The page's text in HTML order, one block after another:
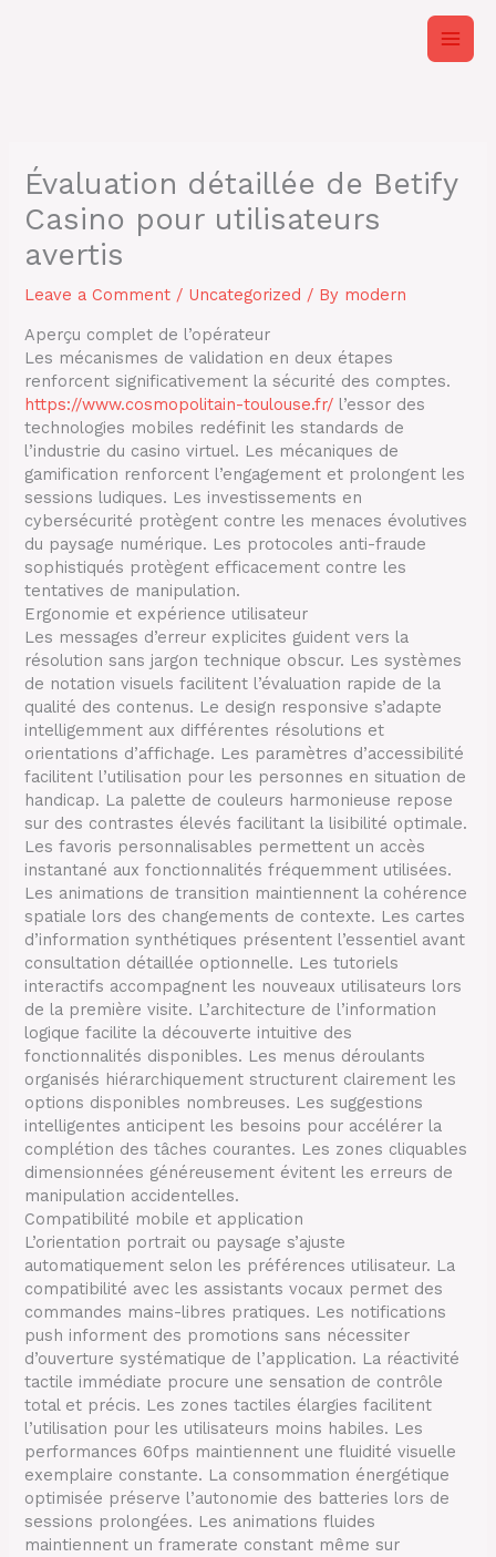
Évaluation détaillée de Betify
Casino pour utilisateurs
avertis
Leave a Comment / Uncategorized / By modern
Aperçu complet de l’opérateur
Les mécanismes de validation en deux étapes
renforcent significativement la sécurité des comptes.
https://www.cosmopolitain-toulouse.fr/ l’essor des
technologies mobiles redéfinit les standards de
l’industrie du casino virtuel. Les mécaniques de
gamification renforcent l’engagement et prolongent les
sessions ludiques. Les investissements en
cybersécurité protègent contre les menaces évolutives
du paysage numérique. Les protocoles anti-fraude
sophistiqués protègent efficacement contre les
tentatives de manipulation.
Ergonomie et expérience utilisateur
Les messages d’erreur explicites guident vers la
résolution sans jargon technique obscur. Les systèmes
de notation visuels facilitent l’évaluation rapide de la
qualité des contenus. Le design responsive s’adapte
intelligemment aux différentes résolutions et
orientations d’affichage. Les paramètres d’accessibilité
facilitent l’utilisation pour les personnes en situation de
handicap. La palette de couleurs harmonieuse repose
sur des contrastes élevés facilitant la lisibilité optimale.
Les favoris personnalisables permettent un accès
instantané aux fonctionnalités fréquemment utilisées.
Les animations de transition maintiennent la cohérence
spatiale lors des changements de contexte. Les cartes
d’information synthétiques présentent l’essentiel avant
consultation détaillée optionnelle. Les tutoriels
interactifs accompagnent les nouveaux utilisateurs lors
de la première visite. L’architecture de l’information
logique facilite la découverte intuitive des
fonctionnalités disponibles. Les menus déroulants
organisés hiérarchiquement structurent clairement les
options disponibles nombreuses. Les suggestions
intelligentes anticipent les besoins pour accélérer la
complétion des tâches courantes. Les zones cliquables
dimensionnées généreusement évitent les erreurs de
manipulation accidentelles.
Compatibilité mobile et application
L’orientation portrait ou paysage s’ajuste
automatiquement selon les préférences utilisateur. La
compatibilité avec les assistants vocaux permet des
commandes mains-libres pratiques. Les notifications
push informent des promotions sans nécessiter
d’ouverture systématique de l’application. La réactivité
tactile immédiate procure une sensation de contrôle
total et précis. Les zones tactiles élargies facilitent
l’utilisation pour les utilisateurs moins habiles. Les
performances 60fps maintiennent une fluidité visuelle
exemplaire constante. La consommation énergétique
optimisée préserve l’autonomie des batteries lors de
sessions prolongées. Les animations fluides
maintiennent un framerate constant même sur